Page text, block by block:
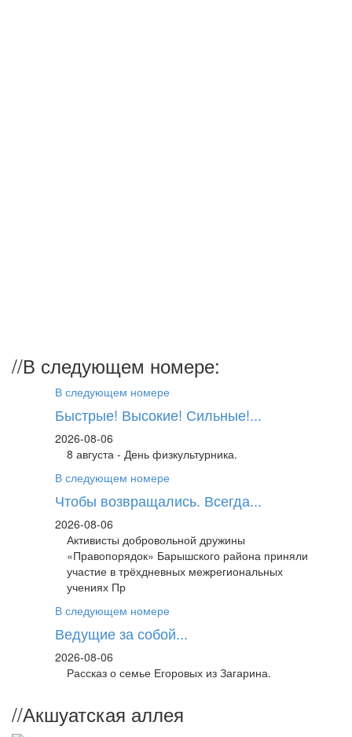
//В следующем номере:
В следующем номере
Быстрые! Высокие! Сильные!...
2026-08-06
8 августа - День физкультурника.
В следующем номере
Чтобы возвращались. Всегда...
2026-08-06
Активисты добровольной дружины
«Правопорядок» Барышского района приняли
участие в трёхдневных межрегиональных
учениях Пр
В следующем номере
Ведущие за собой...
2026-08-06
Рассказ о семье Егоровых из Загарина.
//Акшуатская аллея